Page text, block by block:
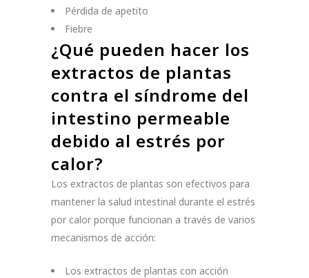
Pérdida de apetito
Fiebre
¿Qué pueden hacer los
extractos de plantas
contra el síndrome del
intestino permeable
debido al estrés por
calor?
Los extractos de plantas son efectivos para
mantener la salud intestinal durante el estrés
por calor porque funcionan a través de varios
mecanismos de acción:
Los extractos de plantas con acción